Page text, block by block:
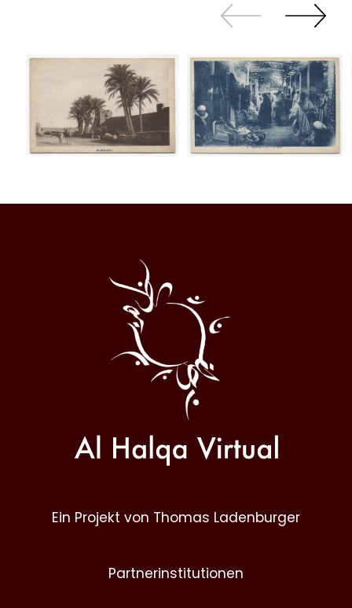
Zurück
sliden
Weiter
sliden
Halqa
Ein Projekt von Thomas Ladenburger
Partnerinstitutionen